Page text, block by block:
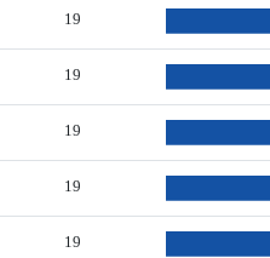
19
19
19
19
19